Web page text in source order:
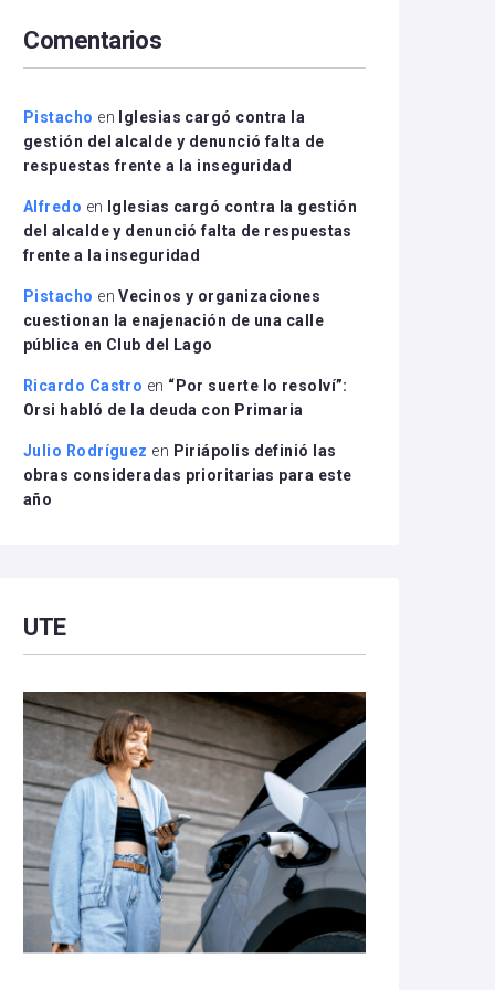
disminuir
el
Comentarios
Pistacho en
Iglesias cargó contra la
gestión del alcalde y denunció falta de
respuestas frente a la inseguridad
Alfredo en
Iglesias cargó contra la gestión
del alcalde y denunció falta de respuestas
frente a la inseguridad
Pistacho enVecinos y organizaciones
cuestionan la enajenación de una calle
pública en Club del Lago
Ricardo Castro en “Por suerte lo resolví”:
Orsi habló de la deuda con Primaria
Julio Rodríguez en Piriápolis definió las
obras consideradas prioritarias para este
año
UTE